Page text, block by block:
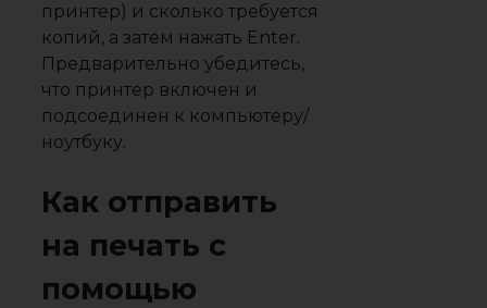
принтер) и сколько требуется
копий, а затем нажать Enter.
Предварительно убедитесь,
что принтер включен и
подсоединен к компьютеру/
ноутбуку.
Как отправить
на печать с
помощью